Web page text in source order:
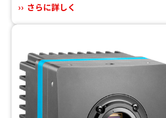
さらに詳しく